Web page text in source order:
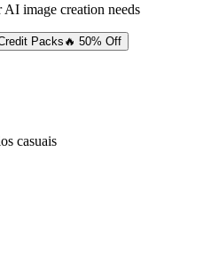
image creation needs
Packs 🔥 50% Off
casuais